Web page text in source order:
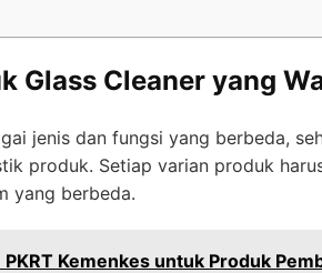
Glass Cleaner yang
jenis dan fungsi yang berbeda,
produk. Setiap varian produk
yang berbeda.
Kemenkes untuk Produk